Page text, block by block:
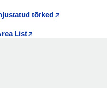
tõrked
List